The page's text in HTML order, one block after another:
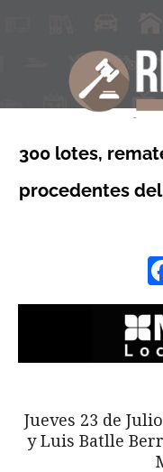
300 lotes,
procedentes
Jueves 23 de
y Luis Batlle